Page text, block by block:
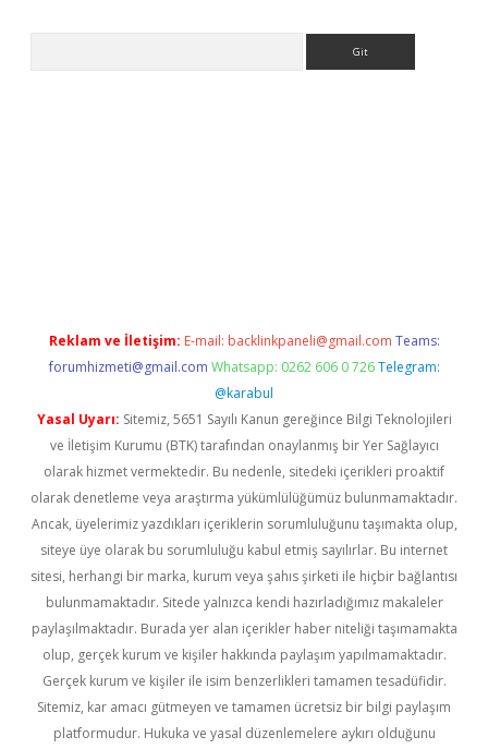
Reklam ve İletişim: E-mail: backlinkpaneli@gmail.com Teams:
forumhizmeti@gmail.com Whatsapp: 0262 606 0 726 Telegram:
@karabul
Yasal Uyarı: Sitemiz, 5651 Sayılı Kanun gereğince Bilgi Teknolojileri
ve İletişim Kurumu (BTK) tarafından onaylanmış bir Yer Sağlayıcı
olarak hizmet vermektedir. Bu nedenle, sitedeki içerikleri proaktif
olarak denetleme veya araştırma yükümlülüğümüz bulunmamaktadır.
Ancak, üyelerimiz yazdıkları içeriklerin sorumluluğunu taşımakta olup,
siteye üye olarak bu sorumluluğu kabul etmiş sayılırlar. Bu internet
sitesi, herhangi bir marka, kurum veya şahıs şirketi ile hiçbir bağlantısı
bulunmamaktadır. Sitede yalnızca kendi hazırladığımız makaleler
paylaşılmaktadır. Burada yer alan içerikler haber niteliği taşımamakta
olup, gerçek kurum ve kişiler hakkında paylaşım yapılmamaktadır.
Gerçek kurum ve kişiler ile isim benzerlikleri tamamen tesadüfidir.
Sitemiz, kar amacı gütmeyen ve tamamen ücretsiz bir bilgi paylaşım
platformudur. Hukuka ve yasal düzenlemelere aykırı olduğunu